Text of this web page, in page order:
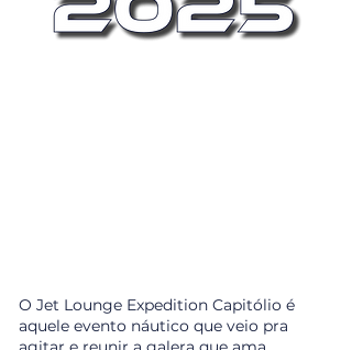
O Jet Lounge Expedition Capitólio é
aquele evento náutico que veio pra